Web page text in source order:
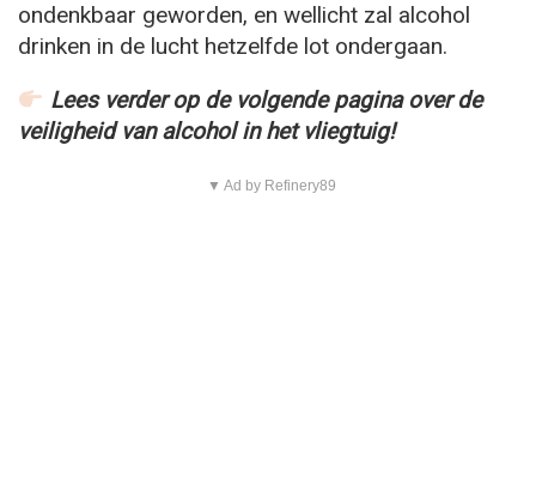
ondenkbaar geworden, en wellicht zal alcohol
drinken in de lucht hetzelfde lot ondergaan.
Lees verder op de volgende pagina over de
veiligheid van alcohol in het vliegtuig!
▼ Ad by Refinery89